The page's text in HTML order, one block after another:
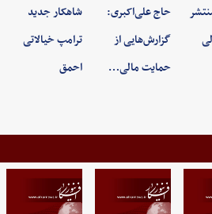
حاج علی‌اکبری:
گزارش‌هایی از
حمایت مالی…
شاهکار جدید
ترامپ خیالاتی
احمق